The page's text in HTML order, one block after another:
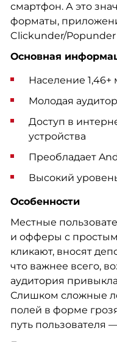
смартфон. А это
форматы,
Clickunder/
Основная
Население 1,46+
Молодая
Доступ в
устройства
Преобладает
Высокий
Особенности
Местные
и офферы с
кликают, вносят
что важнее всего,
аудитория
Слишком сложные
полей в форме
путь пользователя